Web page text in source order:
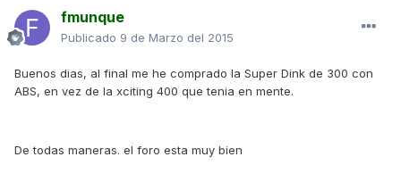
fmunque
Publicado 9 de Marzo del 2015
Buenos dias, al final me he comprado la Super Dink de 300 con
ABS, en vez de la xciting 400 que tenia en mente.
De todas maneras. el foro esta muy bien